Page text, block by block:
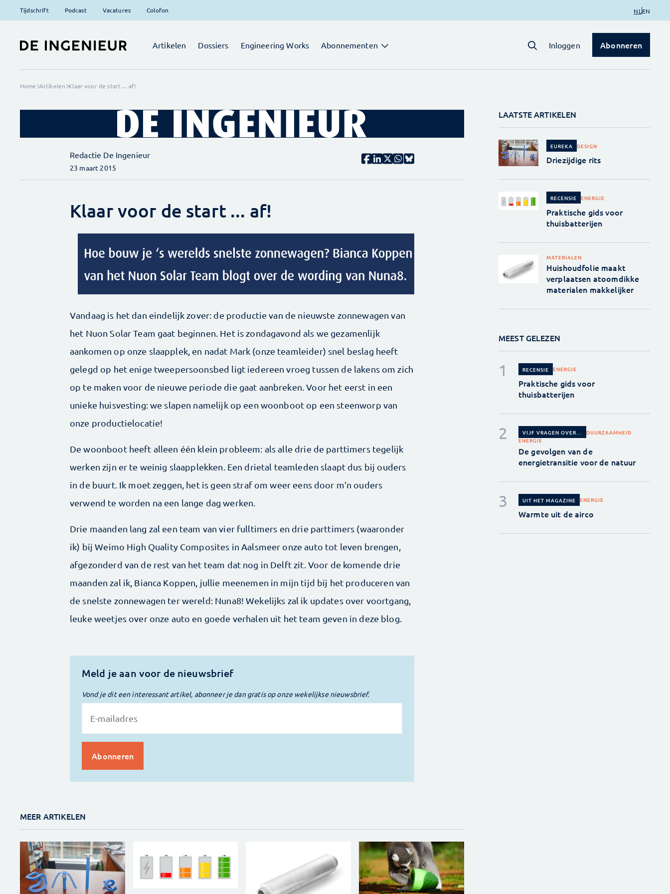
Tijdschrift Podcast Vacatures Colofon NL EN
Artikelen Dossiers Engineering Works Abonnementen Inloggen Abonneren
Home Artikelen Klaar voor de start ... af!
Redactie De Ingenieur
23 maart 2015
Klaar voor de start ... af!
Vandaag is het dan eindelijk zover: de productie van de nieuwste zonnewagen van
het Nuon Solar Team gaat beginnen. Het is zondagavond als we gezamenlijk
aankomen op onze slaapplek, en nadat Mark (onze teamleider) snel beslag heeft
gelegd op het enige tweepersoonsbed ligt iedereen vroeg tussen de lakens om zich
op te maken voor de nieuwe periode die gaat aanbreken. Voor het eerst in een
unieke huisvesting: we slapen namelijk op een woonboot op een steenworp van
onze productielocatie!
De woonboot heeft alleen één klein probleem: als alle drie de parttimers tegelijk
werken zijn er te weinig slaapplekken. Een drietal teamleden slaapt dus bij ouders
in de buurt. Ik moet zeggen, het is geen straf om weer eens door m’n ouders
verwend te worden na een lange dag werken.
Drie maanden lang zal een team van vier fulltimers en drie parttimers (waaronder
ik) bij Weimo High Quality Composites in Aalsmeer onze auto tot leven brengen,
afgezonderd van de rest van het team dat nog in Delft zit. Voor de komende drie
maanden zal ik, Bianca Koppen, jullie meenemen in mijn tijd bij het produceren van
de snelste zonnewagen ter wereld: Nuna8! Wekelijks zal ik updates over voortgang,
leuke weetjes over onze auto en goede verhalen uit het team geven in deze blog.
Meld je aan voor de nieuwsbrief
Vond je dit een interessant artikel, abonneer je dan gratis op onze wekelijkse nieuwsbrief.
MEER ARTIKELEN
LAATSTE ARTIKELEN
EUREKA DESIGN
Driezijdige rits
RECENSIE ENERGIE
Praktische gids voor
thuisbatterijen
MATERIALEN
Huishoudfolie maakt
verplaatsen atoomdikke
materialen makkelijker
MEEST GELEZEN
RECENSIE ENERGIE
Praktische gids voor
thuisbatterijen
VIJF VRAGEN OVER...
DUURZAAMHEID
ENERGIE
De gevolgen van de
energietransitie voor de natuur
UIT HET MAGAZINE ENERGIE
Warmte uit de airco